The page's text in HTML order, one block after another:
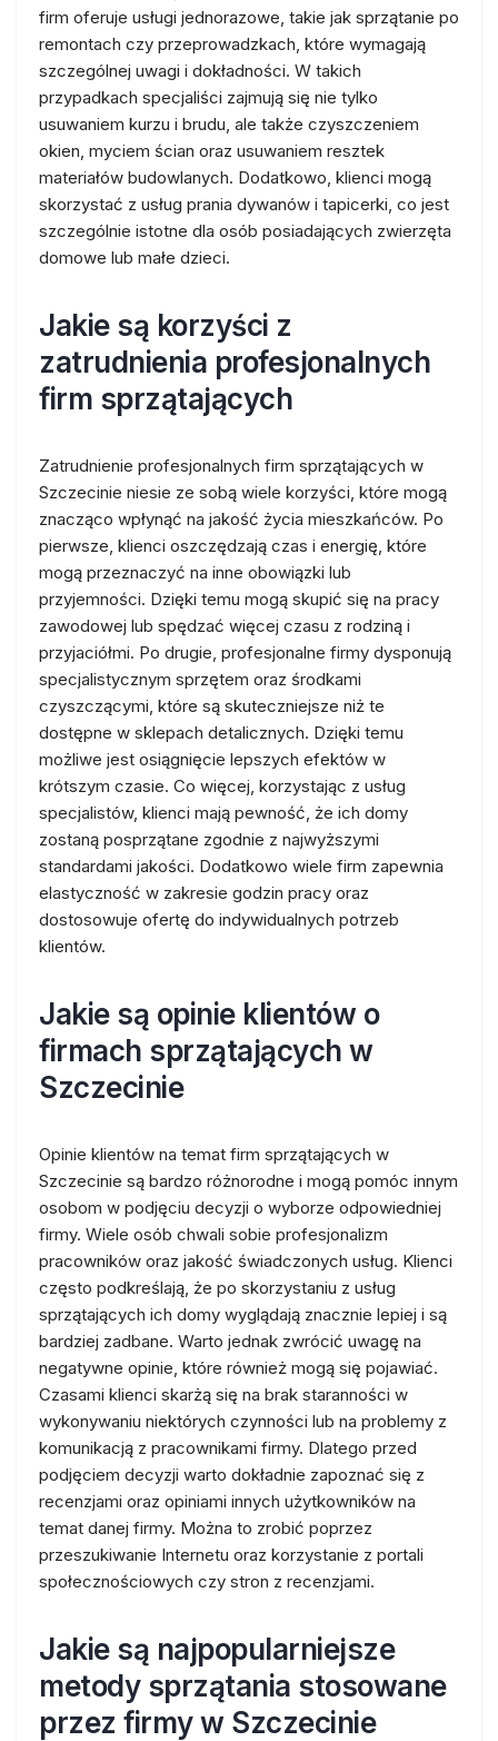
firm oferuje usługi jednorazowe, takie jak sprzątanie po
remontach czy przeprowadzkach, które wymagają
szczególnej uwagi i dokładności. W takich
przypadkach specjaliści zajmują się nie tylko
usuwaniem kurzu i brudu, ale także czyszczeniem
okien, myciem ścian oraz usuwaniem resztek
materiałów budowlanych. Dodatkowo, klienci mogą
skorzystać z usług prania dywanów i tapicerki, co jest
szczególnie istotne dla osób posiadających zwierzęta
domowe lub małe dzieci.
Jakie są korzyści z
zatrudnienia profesjonalnych
firm sprzątających
Zatrudnienie profesjonalnych firm sprzątających w
Szczecinie niesie ze sobą wiele korzyści, które mogą
znacząco wpłynąć na jakość życia mieszkańców. Po
pierwsze, klienci oszczędzają czas i energię, które
mogą przeznaczyć na inne obowiązki lub
przyjemności. Dzięki temu mogą skupić się na pracy
zawodowej lub spędzać więcej czasu z rodziną i
przyjaciółmi. Po drugie, profesjonalne firmy dysponują
specjalistycznym sprzętem oraz środkami
czyszczącymi, które są skuteczniejsze niż te
dostępne w sklepach detalicznych. Dzięki temu
możliwe jest osiągnięcie lepszych efektów w
krótszym czasie. Co więcej, korzystając z usług
specjalistów, klienci mają pewność, że ich domy
zostaną posprzątane zgodnie z najwyższymi
standardami jakości. Dodatkowo wiele firm zapewnia
elastyczność w zakresie godzin pracy oraz
dostosowuje ofertę do indywidualnych potrzeb
klientów.
Jakie są opinie klientów o
firmach sprzątających w
Szczecinie
Opinie klientów na temat firm sprzątających w
Szczecinie są bardzo różnorodne i mogą pomóc innym
osobom w podjęciu decyzji o wyborze odpowiedniej
firmy. Wiele osób chwali sobie profesjonalizm
pracowników oraz jakość świadczonych usług. Klienci
często podkreślają, że po skorzystaniu z usług
sprzątających ich domy wyglądają znacznie lepiej i są
bardziej zadbane. Warto jednak zwrócić uwagę na
negatywne opinie, które również mogą się pojawiać.
Czasami klienci skarżą się na brak staranności w
wykonywaniu niektórych czynności lub na problemy z
komunikacją z pracownikami firmy. Dlatego przed
podjęciem decyzji warto dokładnie zapoznać się z
recenzjami oraz opiniami innych użytkowników na
temat danej firmy. Można to zrobić poprzez
przeszukiwanie Internetu oraz korzystanie z portali
społecznościowych czy stron z recenzjami.
Jakie są najpopularniejsze
metody sprzątania stosowane
przez firmy w Szczecinie